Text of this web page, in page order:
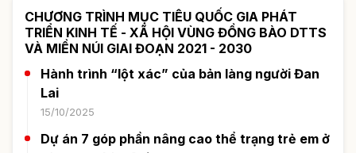
CHƯƠNG TRÌNH MỤC TIÊU QUỐC GIA PHÁT
TRIỂN KINH TẾ - XÃ HỘI VÙNG ĐỒNG BÀO DTTS
VÀ MIỀN NÚI GIAI ĐOẠN 2021 - 2030
Hành trình “lột xác” của bản làng người Đan
Lai
15/10/2025
Dự án 7 góp phần nâng cao thể trạng trẻ em ở